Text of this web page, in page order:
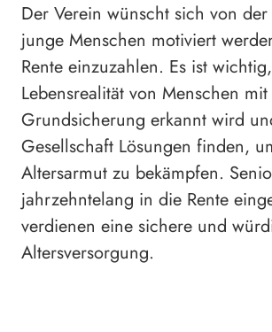
Der Verein wünscht sich von
junge Menschen motiviert
Rente einzuzahlen. Es ist
Lebensrealität von Menschen mit
Grundsicherung erkannt wird
Gesellschaft Lösungen finden,
Altersarmut zu bekämpfen.
jahrzehntelang in die Rente
verdienen eine sichere und
Altersversorgung.